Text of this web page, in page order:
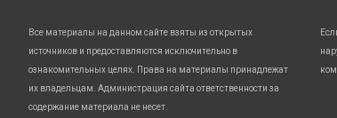
Все материалы на данном сайте взяты из открытых
источников и предоставляются исключительно в
ознакомительных целях. Права на материалы принадлежат
их владельцам. Администрация сайта ответственности за
содержание материала не несет.